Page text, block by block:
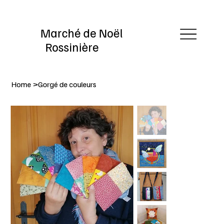
Marché de Noël
Rossinière
Home >Gorgé de couleurs